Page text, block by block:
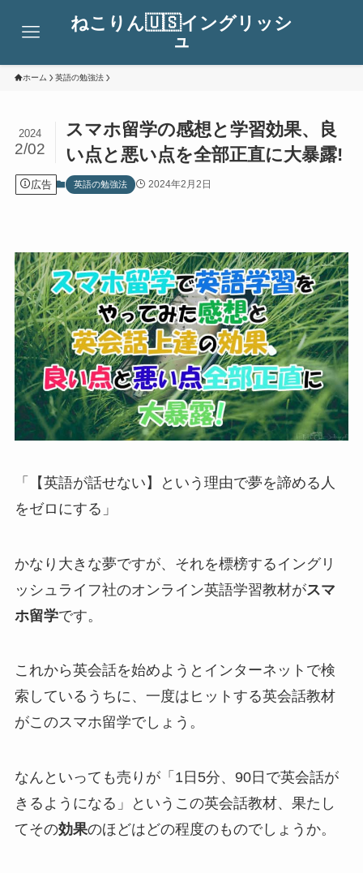
ねこりん🇺🇸イングリッシ
ュ
ホーム 英語の勉強法
スマホ留学の感想と学習効果、良
い点と悪い点を全部正直に大暴露!
2024
2/02
広告 英語の勉強法 2024年2月2日
「【英語が話せない】という理由で夢を諦める人
をゼロにする」
かなり大きな夢ですが、それを標榜するイングリ
ッシュライフ社のオンライン英語学習教材がスマ
ホ留学です。
これから英会話を始めようとインターネットで検
索しているうちに、一度はヒットする英会話教材
がこのスマホ留学でしょう。
なんといっても売りが「1日5分、 90日で英会話が
きるようになる」
というこの英会話教材、果たし
てその効果のほどはどの程度のものでしょうか。